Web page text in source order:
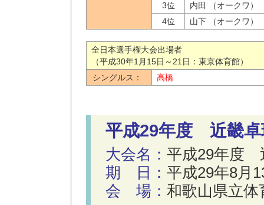
3位
内田 （オークワ）
4位
山下 （オークワ）
全日本選手権大会出場者
（平成30年1月15日～21日：東京体育館）
シングルス：
高橋
平成29年度 近畿卓
大会名： 平成29年度
期 日： 平成29年8月
会 場： 和歌山県立体